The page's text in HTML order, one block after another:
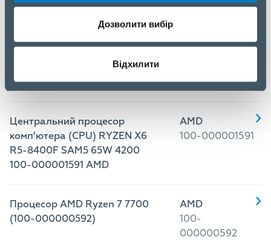
Дозволити вибір
Відхилити
Центральний процесор
R5-9600X SAM5 65W 100-
000001405 AMD
AMD
Центральний процесор
комп’ютера (CPU) RYZEN X6
R5-8400F SAM5 65W 4200
100-000001591 AMD
AMD
100-000001591
Процесор AMD Ryzen 7 7700
(100-000000592)
AMD
100-
000000592